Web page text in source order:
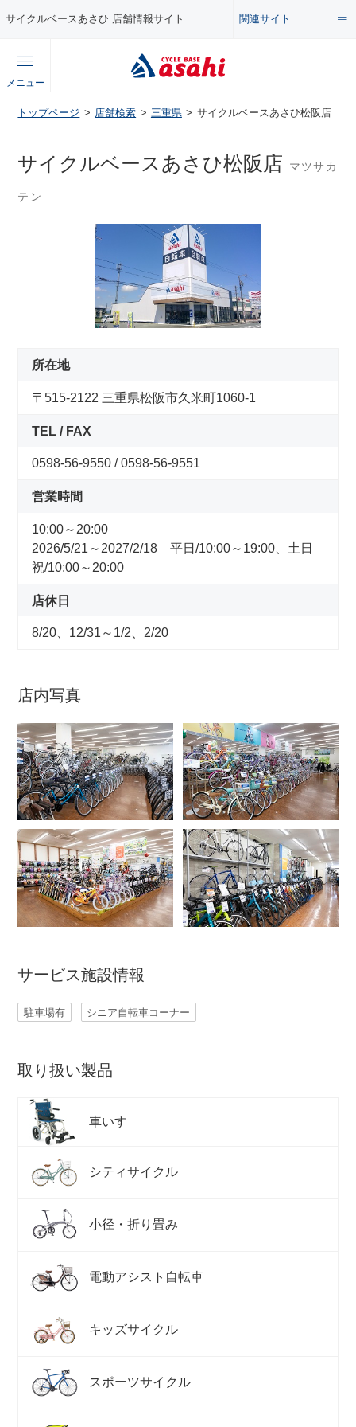
サイクルベースあさひ 店舗情報サイト 関連サイト
総合サイト
公式オンラインストア
企業情報サイト
メニュー
コンテンツ
特集・イベント
メンテナンス・カスタム講座
自転車・パーツの使い方・選び方
コンセプトストア
製品情報
オリジナルブランド一覧
日本代理店ブランド一覧
あさひのサービス
サイクルベースあさひ公式アプリ
ネットで注文、お店で受取り
アウトレット
自転車修理工賃
サイクルメイト
サイクルポーター
サイクルパートナー
自転車買取専門サービス
ネット店と店舗の違いをご紹介
店舗について
店舗検索
お知らせ一覧
トップページ 店舗検索 三重県 サイクルベースあさひ松阪店
サイクルベースあさひ松阪店 マツサカ
テン
所在地
〒515-2122 三重県松阪市久米町1060-1
TEL / FAX
0598-56-9550 / 0598-56-9551
営業時間
10:00～20:00
2026/5/21～2027/2/18 平日/10:00～19:00、土日
祝/10:00～20:00
店休日
8/20、12/31～1/2、2/20
店内写真
サービス施設情報
駐車場有 シニア自転車コーナー
取り扱い製品
車いす
シティサイクル
小径・折り畳み
電動アシスト自転車
キッズサイクル
スポーツサイクル